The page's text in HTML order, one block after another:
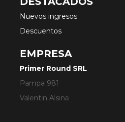
Nuevos ingresos
Descuentos
EMPRESA
Primer Round SRL
Pampa 981
Valentin Alsina